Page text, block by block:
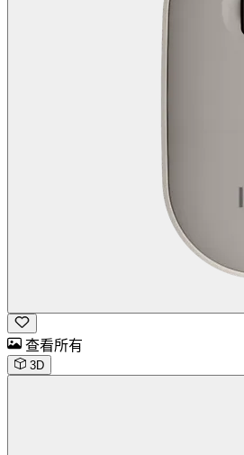
查看所有
3D